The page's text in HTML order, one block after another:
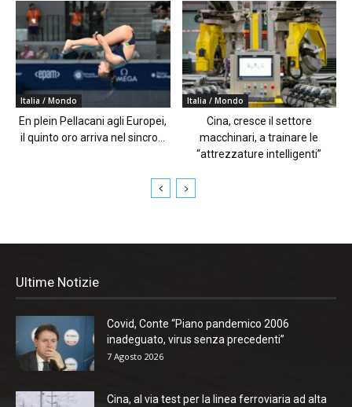
Italia / Mondo
En plein Pellacani agli Europei,
il quinto oro arriva nel sincro...
Italia / Mondo
Cina, cresce il settore
macchinari, a trainare le
“attrezzature intelligenti”
Ultime Notizie
Covid, Conte “Piano pandemico 2006
inadeguato, virus senza precedenti”
7 Agosto 2026
Cina, al via test per la linea ferroviaria ad alta